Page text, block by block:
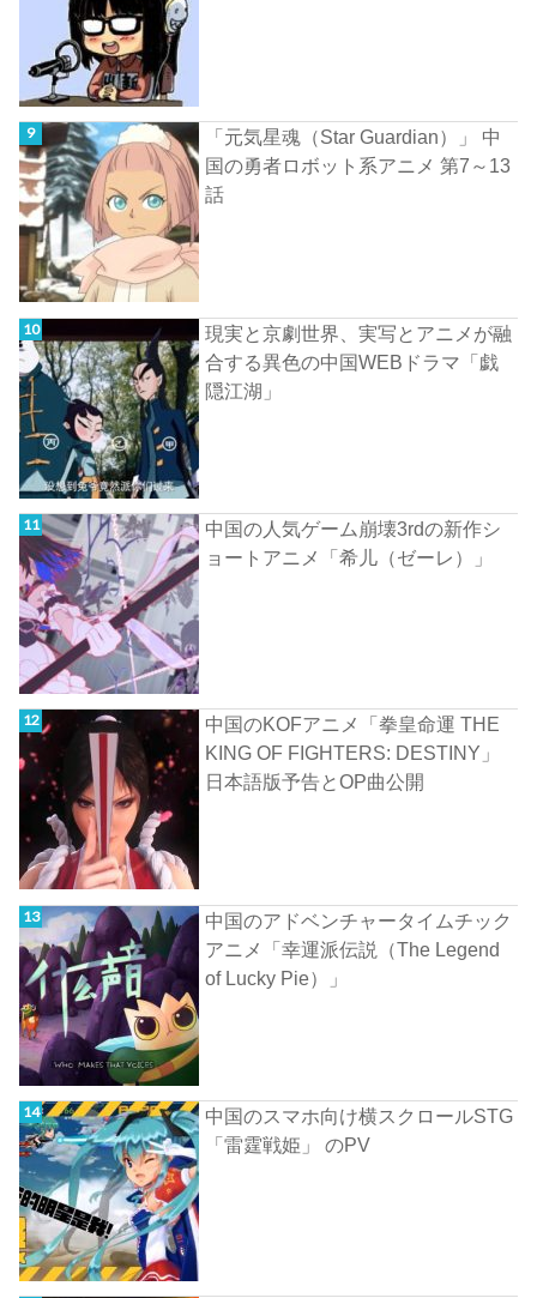
「元気星魂（Star Guardian）」 中
国の勇者ロボット系アニメ 第7～13
話
現実と京劇世界、実写とアニメが融
合する異色の中国WEBドラマ「戯
隠江湖」
中国の人気ゲーム崩壊3rdの新作シ
ョートアニメ「希儿（ゼーレ）」
中国のKOFアニメ「拳皇命運 THE
KING OF FIGHTERS: DESTINY」
日本語版予告とOP曲公開
中国のアドベンチャータイムチック
アニメ「幸運派伝説（The Legend
of Lucky Pie）」
中国のスマホ向け横スクロールSTG
「雷霆戦姫」 のPV